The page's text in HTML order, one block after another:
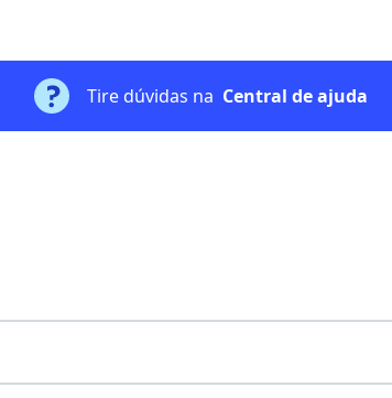
Tire dúvidas na Central de ajuda